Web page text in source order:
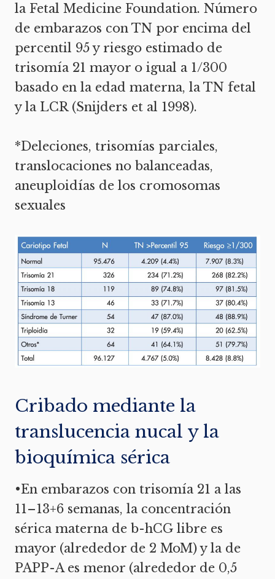
la Fetal Medicine Foundation. Número
de embarazos con TN por encima del
percentil 95 y riesgo estimado de
trisomía 21 mayor o igual a 1/300
basado en la edad materna, la TN fetal
y la LCR (Snijders et al 1998).
*Deleciones, trisomías parciales,
translocaciones no balanceadas,
aneuploidías de los cromosomas
sexuales
Cribado mediante la
translucencia nucal y la
bioquímica sérica
•En embarazos con trisomía 21 a las
11–13+6 semanas, la concentración
sérica materna de b-hCG libre es
mayor (alrededor de 2 MoM) y la de
PAPP-A es menor (alrededor de 0,5